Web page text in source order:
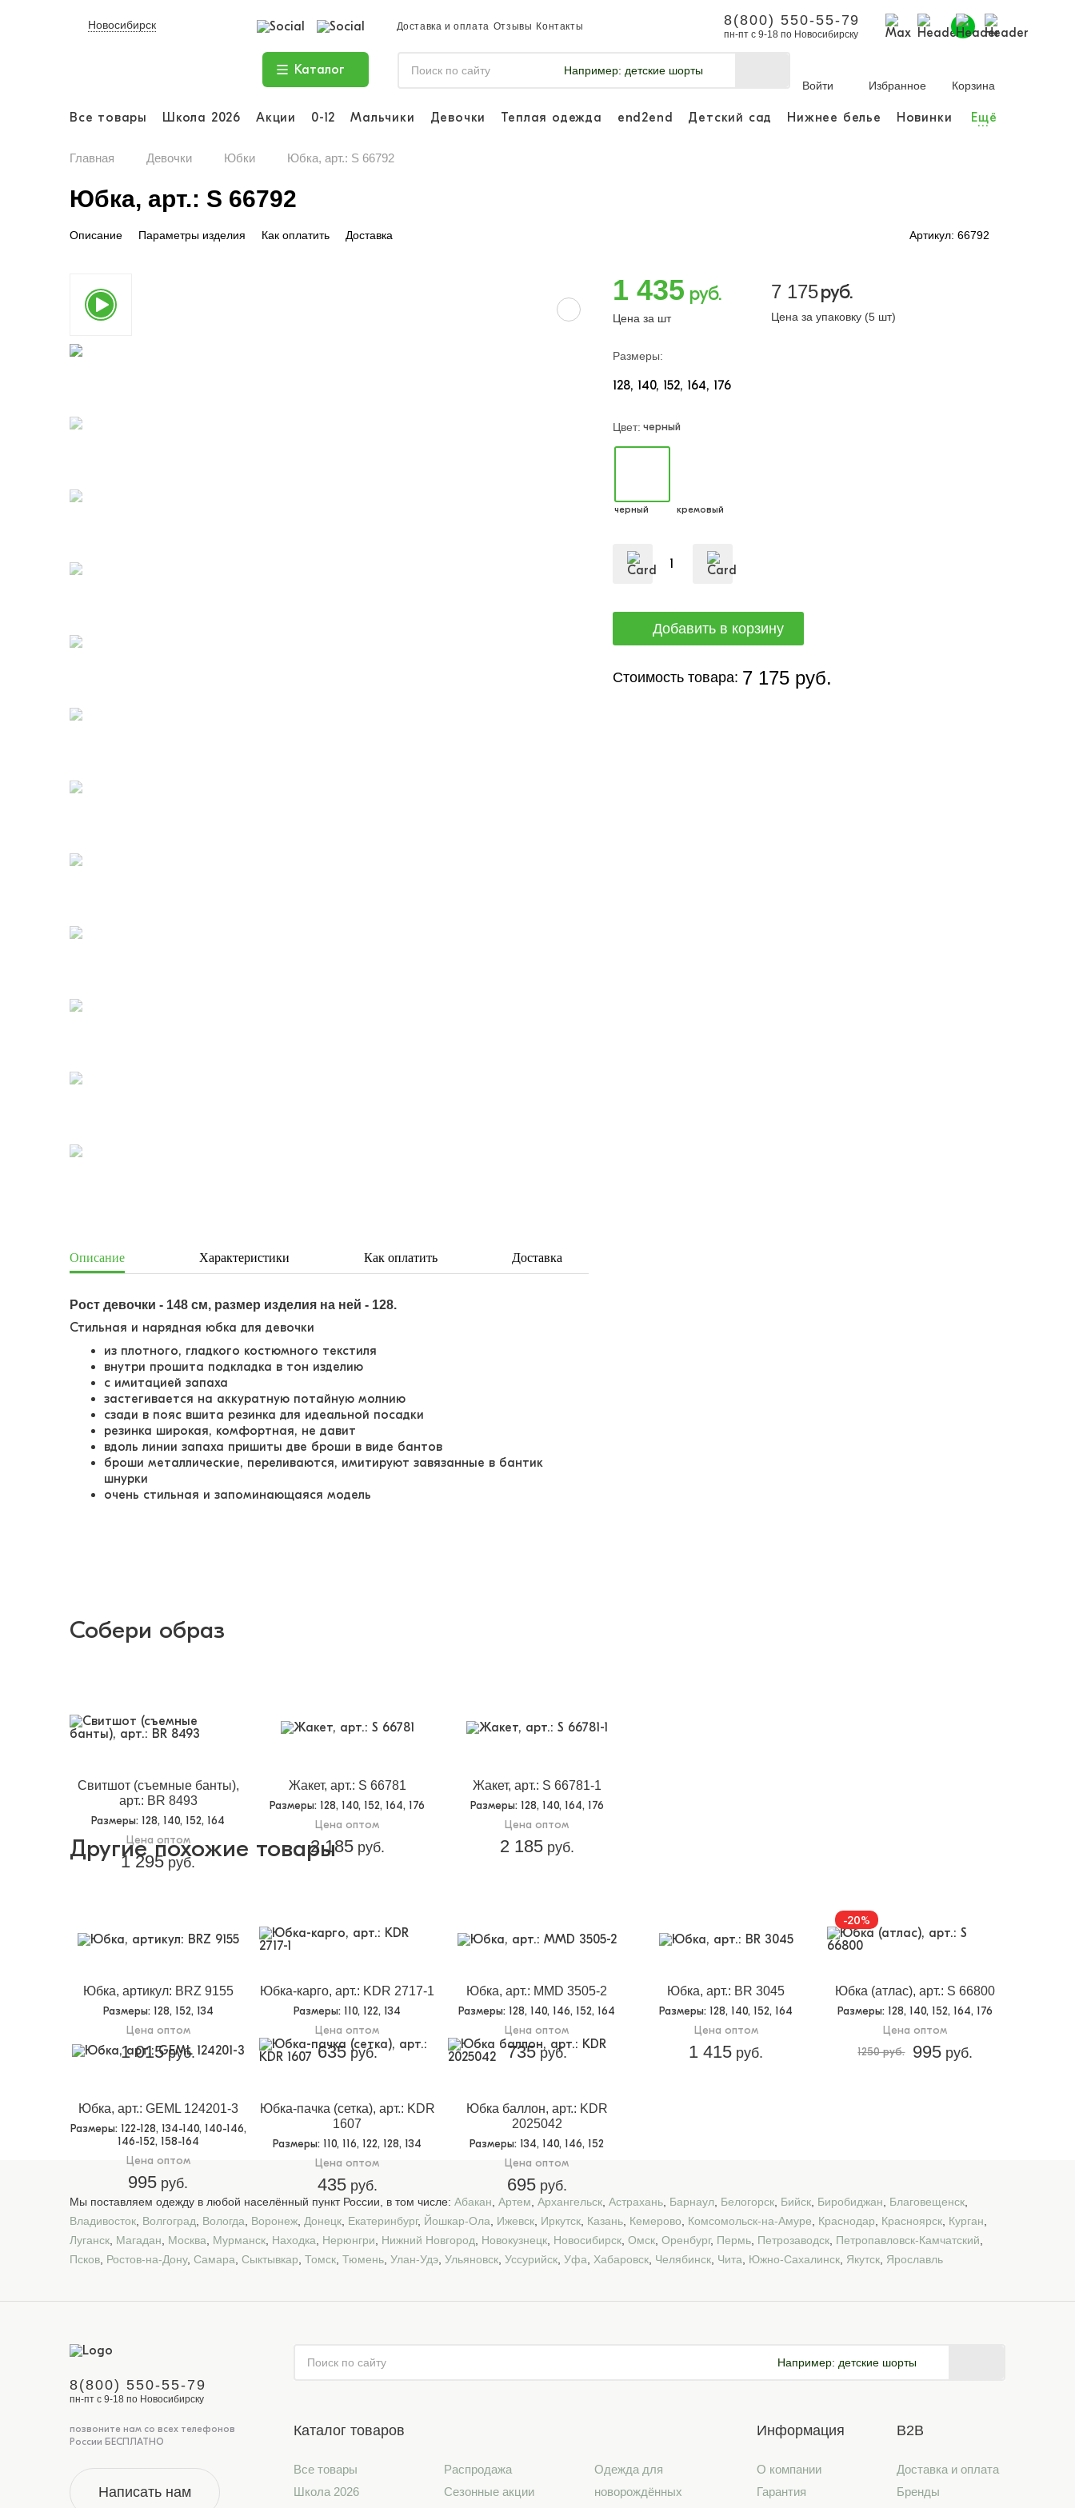
Новосибирск Доставка и оплата Отзывы Контакты 8(800) 550-55-79
пн-пт с 9-18 по Новосибирску
Каталог Например: детские шорты
Войти
Избранное Корзина
Все товары Школа 2026 Акции 0-12 Мальчики Девочки Теплая одежда end2end Детский сад Нижнее белье Новинки Ещё
...
Главная Девочки Юбки Юбка, арт.: S 66792
Юбка, арт.: S 66792
Описание Параметры изделия Как оплатить Доставка Артикул: 66792
1 435 руб.
Цена за шт
7 175руб.
Цена за упаковку (5 шт)
Размеры:
128 140 152 164 176
Цвет: черный
черный кремовый
Стоимость товара: 7 175 руб.
Описание Характеристики Как оплатить Доставка
Рост девочки - 148 см, размер изделия на ней - 128.
Стильная и нарядная юбка для девочки
из плотного, гладкого костюмного текстиля
внутри прошита подкладка в тон изделию
с имитацией запаха
застегивается на аккуратную потайную молнию
сзади в пояс вшита резинка для идеальной посадки
резинка широкая, комфортная, не давит
вдоль линии запаха пришиты две броши в виде бантов
броши металлические, переливаются, имитируют завязанные в бантик
шнурки
очень стильная и запоминающаяся модель
Собери образ
Свитшот (съемные банты),
арт.: BR 8493
Размеры: 128, 140, 152, 164
Цена оптом
1 295 руб.
Жакет, арт.: S 66781
Размеры: 128, 140, 152, 164, 176
Цена оптом
2 185руб.
Жакет, арт.: S 66781-1
Размеры: 128, 140, 164, 176
Цена оптом
2 185руб.
Другие похожие товары
Юбка, артикул: BRZ 9155
Размеры: 128, 152, 134
Цена оптом
1 015руб.
Юбка-карго, арт.: KDR 2717-1
Размеры: 110, 122, 134
Цена оптом
635руб.
Юбка, арт.: MMD 3505-2
Размеры: 128, 140, 146, 152, 164
Цена оптом
735руб.
Юбка, арт.: BR 3045
Размеры: 128, 140, 152, 164
Цена оптом
1 415 руб.
-20%
Юбка (атлас), арт.: S 66800
Размеры: 128, 140, 152, 164, 176
Цена оптом
1250 руб.
995 руб.
Юбка, арт.: GEML 124201-3
Размеры: 122-128, 134-140, 140-146,
146-152, 158-164
Цена оптом
995 руб.
Юбка-пачка (сетка), арт.: KDR
1607
Размеры: 110, 116, 122, 128, 134
Цена оптом
435руб.
Юбка баллон, арт.: KDR
2025042
Размеры: 134, 140, 146, 152
Цена оптом
695руб.
Мы поставляем одежду в любой населённый пункт России, в том числе: Абакан Артем Архангельск Астрахань Барнаул Белогорск Бийск Биробиджан Благовещенск
Владивосток Волгоград Вологда Воронеж Донецк Екатеринбург, Йошкар-Ола Ижевск Иркутск Казань Кемерово Комсомольск-на-Амуре Краснодар Красноярск Курган
Луганск Магадан Москва Мурманск Находка Нерюнгри Нижний Новгород Новокузнецк Новосибирск Омск Оренбург, Пермь Петрозаводск Петропавловск-Камчатский
Псков Ростов-на-Дону, Самара Сыктывкар Томск Тюмень Улан-Удэ Ульяновск Уссурийск Уфа Хабаровск Челябинск Чита Южно-Сахалинск Якутск Ярославль
8(800) 550-55-79
пн-пт с 9-18 по Новосибирску
позвоните нам со всех телефонов
России БЕСПЛАТНО
Написать нам
Например: детские шорты
Каталог товаров
Все товары
Школа 2026
Распродажа
Сезонные акции
Одежда для
новорождённых
Информация
О компании
Гарантия
B2B
Доставка и оплата
Бренды